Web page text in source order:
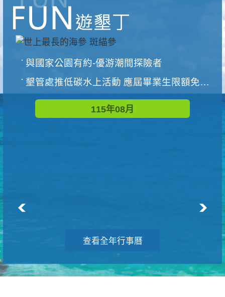
與國家公園有約-優游潮間探險者
墾管處推低碳水上活動 應屆畢業生限額免費參加
115年08月
查看全年行事曆